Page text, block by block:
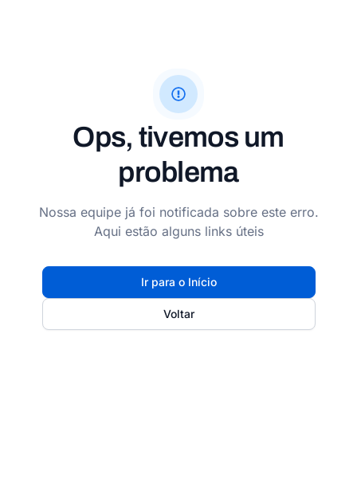
Ops, tivemos um
problema
Nossa equipe já foi notificada sobre este erro.
Aqui estão alguns links úteis
Ir para o Início
Voltar